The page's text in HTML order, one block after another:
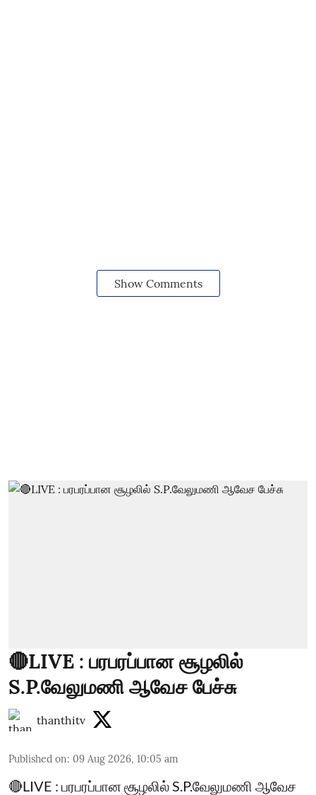
Show Comments
🔴LIVE : பரபரப்பான சூழலில்
S.P.வேலுமணி ஆவேச பேச்சு
thanthitv
Published on: 09 Aug 2026, 10:05 am
🔴LIVE : பரபரப்பான சூழலில் S.P.வேலுமணி ஆவேச